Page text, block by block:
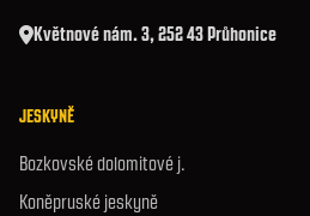
Květnové nám. 3, 252 43 Průhonice
JESKYNĚ
Bozkovské dolomitové j.
Koněpruské jeskyně